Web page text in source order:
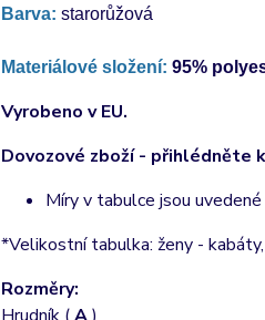
Barva: starorůžová
Materiálové složení: 95%
Vyrobeno v EU.
Dovozové zboží - přihlédněte
Míry v tabulce jsou
*Velikostní tabulka: ženy -
Rozměry: